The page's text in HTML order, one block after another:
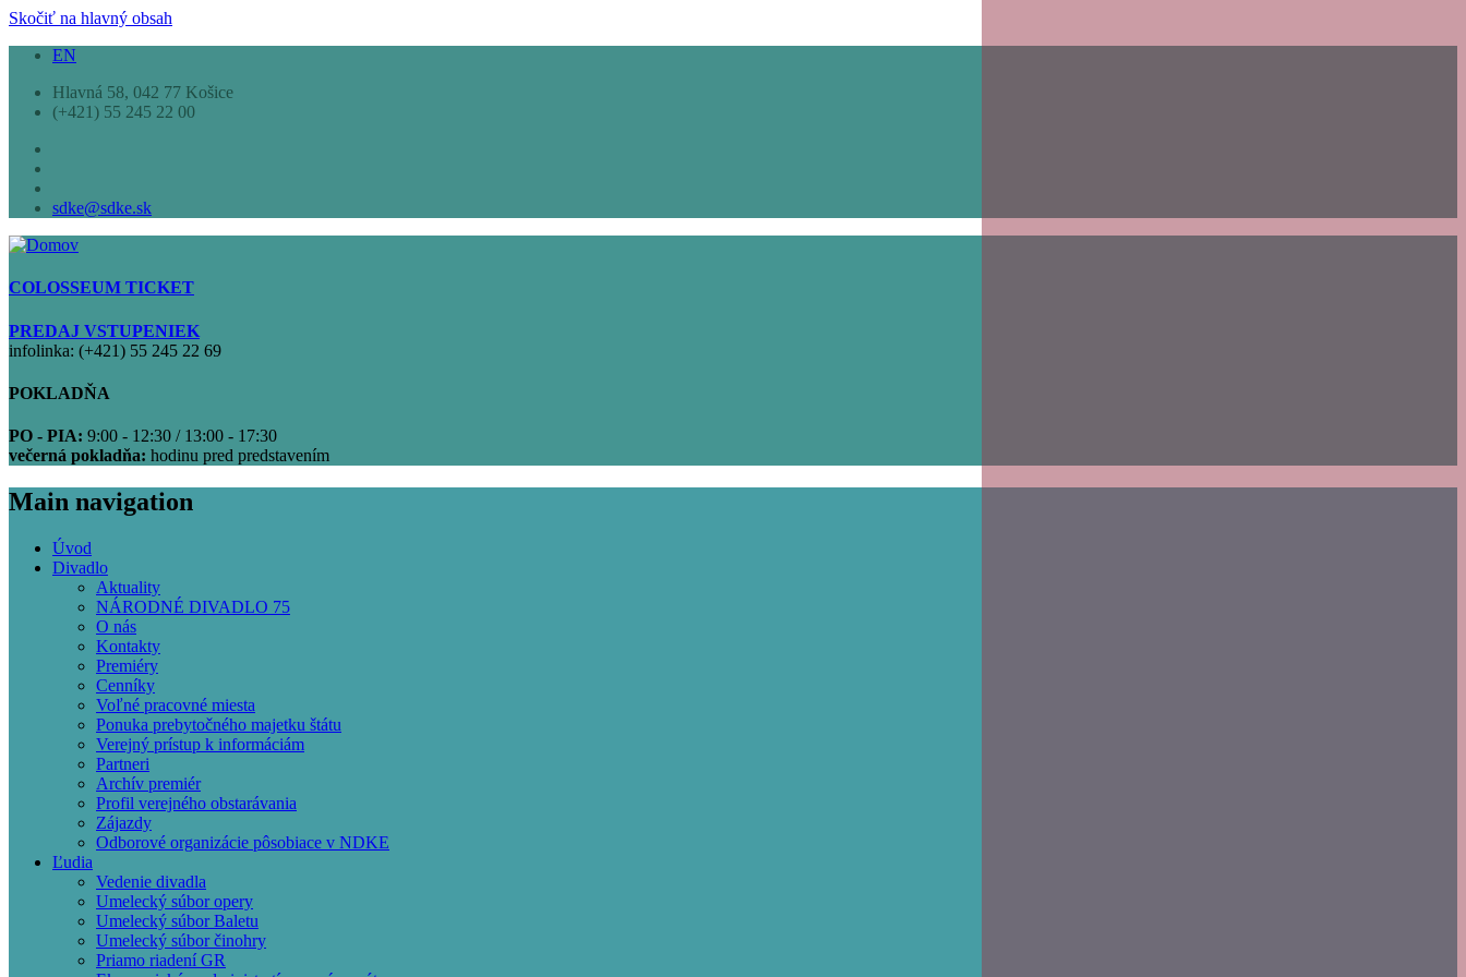
Skočiť na hlavný obsah
EN
Hlavná 58, 042 77 Košice
(+421) 55 245 22 00
sdke@sdke.sk
COLOSSEUM TICKET
PREDAJ VSTUPENIEK
infolinka: (+421) 55 245 22 69
POKLADŇA
PO - PIA: 9:00 - 12:30 / 13:00 - 17:30
večerná pokladňa: hodinu pred predstavením
Main navigation
Úvod
Divadlo
Aktuality
NÁRODNÉ DIVADLO 75
O nás
Kontakty
Premiéry
Cenníky
Voľné pracovné miesta
Ponuka prebytočného majetku štátu
Verejný prístup k informáciám
Partneri
Archív premiér
Profil verejného obstarávania
Zájazdy
Odborové organizácie pôsobiace v NDKE
Ľudia
Vedenie divadla
Umelecký súbor opery
Umelecký súbor Baletu
Umelecký súbor činohry
Priamo riadení GR